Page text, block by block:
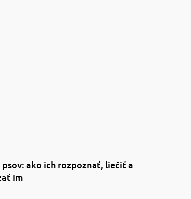
ako ich rozpoznať, liečiť a
im